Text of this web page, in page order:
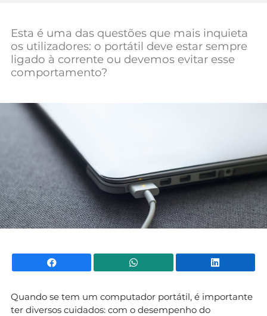
Negócios
Mundial 2026
Esta é uma das questões que mais inquieta
os utilizadores: o portátil deve estar sempre
ligado à corrente ou devemos evitar esse
comportamento?
Facebook WhatsApp
Quando se tem um computador portátil, é importante
ter diversos cuidados: com o desempenho do